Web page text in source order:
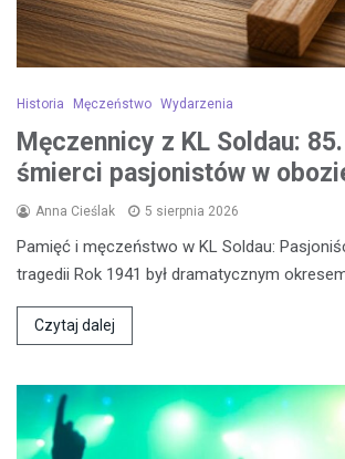
Historia Męczeństwo Wydarzenia
Męczennicy z KL Soldau:
śmierci pasjonistów w
Anna Cieślak 5 sierpnia 2026
Pamięć i męczeństwo w KL Soldau:
tragedii Rok 1941 był dramatycznym
Czytaj dalej